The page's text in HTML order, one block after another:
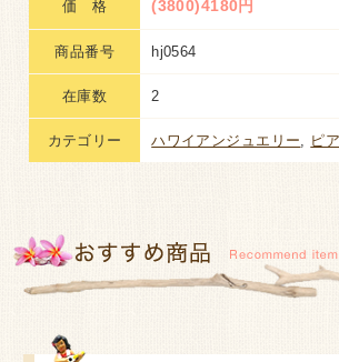
価 格 (3800)4180円
商品番号 hj0564
在庫数 2
カテゴリー ハワイアンジュエリー, ピ